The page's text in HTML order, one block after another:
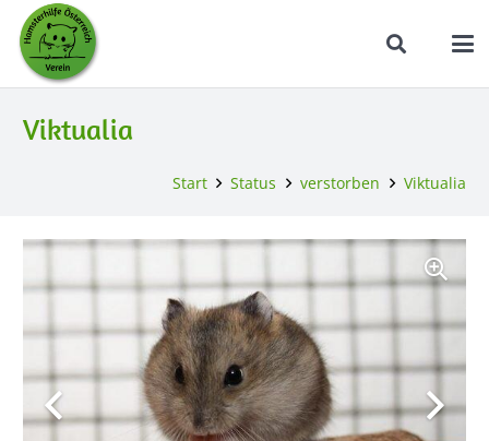
Viktualia
Start Status verstorben Viktualia